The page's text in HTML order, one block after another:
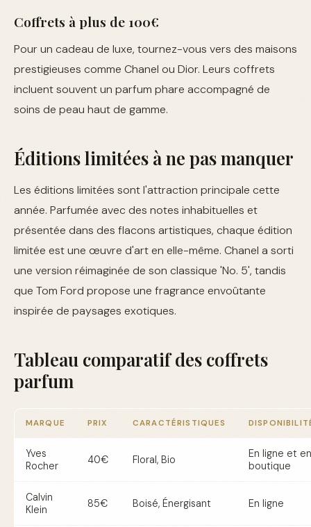
Coffrets à plus de 100€
Pour un cadeau de luxe, tournez-vous vers des maisons
prestigieuses comme Chanel ou Dior. Leurs coffrets
incluent souvent un parfum phare accompagné de
soins de peau haut de gamme.
Éditions limitées à ne pas manquer
Les éditions limitées sont l'attraction principale cette
année. Parfumée avec des notes inhabituelles et
présentée dans des flacons artistiques, chaque édition
limitée est une œuvre d'art en elle-même. Chanel a sorti
une version réimaginée de son classique 'No. 5', tandis
que Tom Ford propose une fragrance envoûtante
inspirée de paysages exotiques.
Tableau comparatif des coffrets
parfum
MARQUE PRIX CARACTÉRISTIQUES
Yves
Rocher
40€ Floral, Bio
En ligne et en
boutique
Calvin
Klein
85€ Boisé, Énergisant En ligne